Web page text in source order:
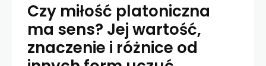
Czy miłość platoniczna
ma sens? Jej wartość,
znaczenie i różnice od